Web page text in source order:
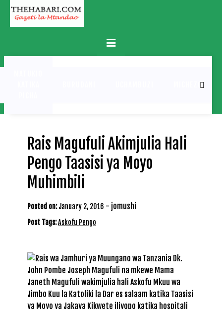
Skip
content
Primary
Menu
MICHEZO
Rais Magufuli Akimjulia Hali
Pengo Taasisi ya Moyo
Muhimbili
Posted on: January 2, 2016 - jomushi
Post Tags:Askofu Pengo